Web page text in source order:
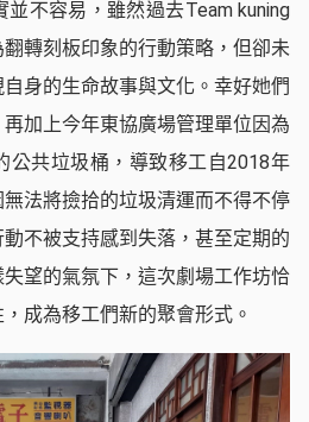
不容易，雖然過去Team kuning
轉刻板印象的行動策略，但卻未
身的生命故事與文化。幸好她們
加上今年東協廣場管理單位因為
公共垃圾桶，導致移工自2018年
法將撿拾的垃圾清運而不得不停
不被支持感到失落，甚至定期的
望的氣氛下，這次劇場工作坊恰
成為移工們新的聚會形式。